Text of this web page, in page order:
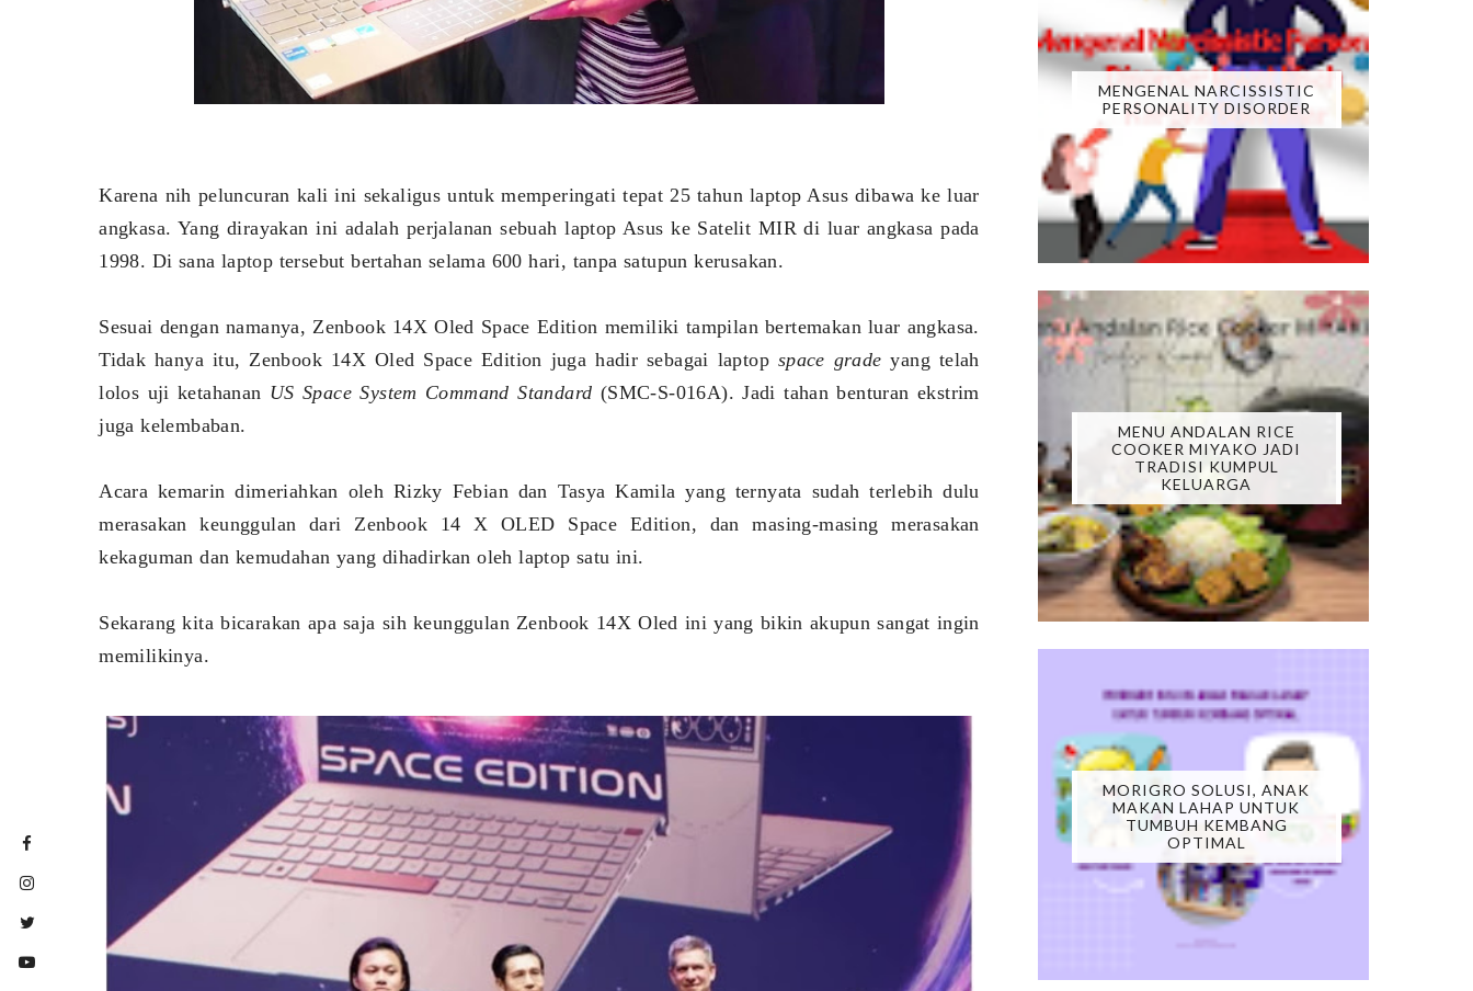
Karena nih peluncuran kali ini sekaligus untuk memperingati tepat 25 tahun laptop Asus dibawa ke luar
angkasa. Yang dirayakan ini adalah perjalanan sebuah laptop Asus ke Satelit MIR di luar angkasa pada
1998. Di sana laptop tersebut bertahan selama 600 hari, tanpa satupun kerusakan.
Sesuai dengan namanya, Zenbook 14X Oled Space Edition memiliki tampilan bertemakan luar angkasa.
Tidak hanya itu, Zenbook 14X Oled Space Edition juga hadir sebagai laptopspace grade yang telah
lolos uji ketahanan US Space System Command Standard (SMC-S-016A). Jadi tahan benturan ekstrim
juga kelembaban.
Acara kemarin dimeriahkan oleh Rizky Febian dan Tasya Kamila yang ternyata sudah terlebih dulu
merasakan keunggulan dari Zenbook 14 X OLED Space Edition, dan masing-masing merasakan
kekaguman dan kemudahan yang dihadirkan oleh laptop satu ini.
Sekarang kita bicarakan apa saja sih keunggulan Zenbook 14X Oled ini yang bikin akupun sangat ingin
memilikinya.
MENGENAL NARCISSISTIC
PERSONALITY DISORDER
MENU ANDALAN RICE
COOKER MIYAKO JADI
TRADISI KUMPUL
KELUARGA
MORIGRO SOLUSI, ANAK
MAKAN LAHAP UNTUK
TUMBUH KEMBANG
OPTIMAL